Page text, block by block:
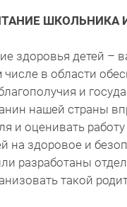
ШКОЛЬНИКА
здоровья детей –
в области
и
нашей страны
и оценивать
на здоровое и
разработаны
такой